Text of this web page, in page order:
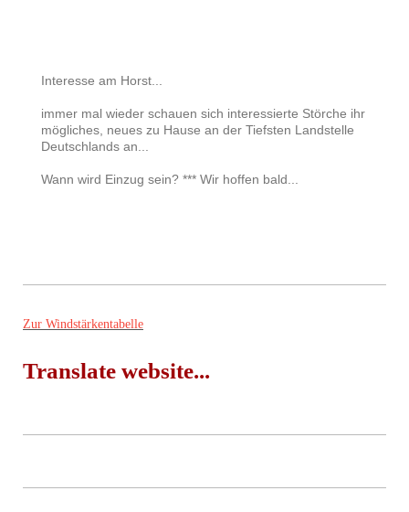
Interesse am Horst...
immer mal wieder schauen sich interessierte Störche ihr
mögliches, neues zu Hause an der Tiefsten Landstelle
Deutschlands an...
Wann wird Einzug sein? *** Wir hoffen bald...
Zur Windstärkentabelle
Translate website...